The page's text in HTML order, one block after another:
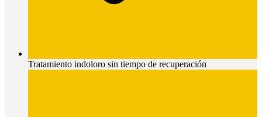
Tratamiento indoloro sin tiempo de recuperación